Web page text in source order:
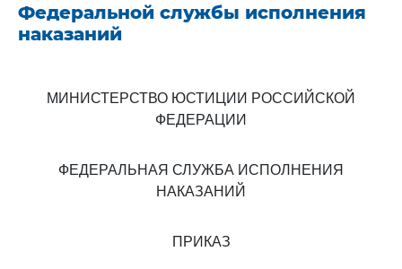
Федеральной службы исполнения
наказаний
МИНИСТЕРСТВО ЮСТИЦИИ РОССИЙСКОЙ
ФЕДЕРАЦИИ
ФЕДЕРАЛЬНАЯ СЛУЖБА ИСПОЛНЕНИЯ
НАКАЗАНИЙ
ПРИКАЗ